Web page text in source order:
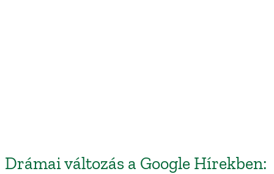
Drámai változás a Google Hírekben: